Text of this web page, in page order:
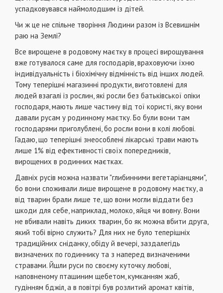
успадковувався наймолодшим із дітей.
Чи ж це не спільне творіння Людини разом із Всевишнім
раю на Землі?
Все вирощене в родовому маєтку в процесі вирощування
вже готувалося саме для господарів, враховуючи їхню
індивідуальність і біохімічну відмінність від інших людей.
Тому теперішні магазинні продукти, виготовлені для
людей взагалі із рослин, які росли без батьківської опіки
господаря, мають лише частину від тої користі, яку вони
давали русам у родинному маєтку. Бо були вони там
господарями приголублені, бо росли вони в колі любові.
Гадаю, що теперішні знеособлені лікарські трави мають
лише 1% від ефективності своїх попередників,
вирощених в родинних маєтках.
Давніх русів можна назвати "глибинними вегетаріанцями",
бо вони споживали лише вирощене в родовому маєтку, а
від тварин брали лише те, що вони могли віддати без
шкоди для себе, наприклад, молоко, яйця чи вовну. Вони
не вбивали навіть диких тварин, бо як можна вбити друга,
який тобі вірно служить? Для них не було теперішніх
традиційних сніданку, обіду й вечері, заздалегідь
визначених по годиннику та з наперед визначеними
стравами. Йшли руси по своєму куточку любові,
наповненому пташиним щебетом, кумканням жаб,
гудінням бджіл, а в повітрі був розлитий аромат квітів,